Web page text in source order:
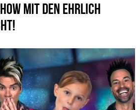
MIT DEN EHRLICH